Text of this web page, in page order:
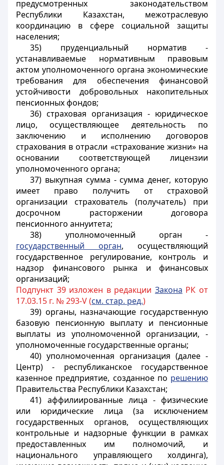
предусмотренных законодательством
Республики Казахстан, межотраслевую
координацию в сфере социальной защиты
населения;
35) пруденциальный норматив -
устанавливаемые нормативным правовым
актом уполномоченного органа экономические
требования для обеспечения финансовой
устойчивости добровольных накопительных
пенсионных фондов;
36) страховая организация - юридическое
лицо, осуществляющее деятельность по
заключению и исполнению договоров
страхования в отрасли «страхование жизни» на
основании соответствующей лицензии
уполномоченного органа;
37) выкупная сумма - сумма денег, которую
имеет право получить от страховой
организации страхователь (получатель) при
досрочном расторжении договора
пенсионного аннуитета;
38) уполномоченный орган -
государственный орган, осуществляющий
государственное регулирование, контроль и
надзор финансового рынка и финансовых
организаций;
Подпункт 39 изложен в редакции Закона РК от
17.03.15 г. № 293-V (см. стар. ред.)
39) органы, назначающие государственную
базовую пенсионную выплату и пенсионные
выплаты из уполномоченнойорганизации, -
уполномоченные государственные органы;
40) уполномоченная организация (далее -
Центр) - республиканское государственное
казенное предприятие, созданное по решению
Правительства Республики Казахстан;
41) аффилиированные лица - физические
или юридические лица (за исключением
государственных органов, осуществляющих
контрольные и надзорные функции в рамках
предоставленных им полномочий, и
национального управляющего холдинга),